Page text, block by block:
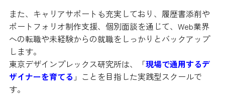
また、キャリアサポートも充実しており、履歴書添削や
ポートフォリオ制作支援、個別面談を通じて、Web業界
への転職や未経験からの就職をしっかりとバックアップ
します。
東京デザインプレックス研究所は、「現場で通用するデ
ザイナーを育てる 」ことを目指した実践型スクールで
す。